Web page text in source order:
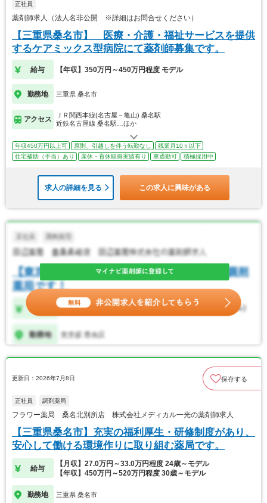
正社員
薬剤師求人（法人名非公開 ※詳細はお問合せください）
【三重県桑名市】 医療・介護・福祉サービスを提供
するケアミックス型病院にて薬剤師募集です。
給与 【年収】350万円～450万円程度 モデル
勤務地 三重県 桑名市
アクセス
ＪＲ関西本線(名古屋－亀山) 桑名駅
近鉄名古屋線 桑名駅…ほか
年収450万円以上可 原則、引越しを伴う転勤なし
残業月10ｈ以下
住宅補助（手当）あり
産休・育休取得実績有り 車通勤可 積極採用中
求人の詳細を見る この求人に興味がある
更新日：2026年7月8日 保存する
正社員 調剤薬局
フラワー薬局 桑名北別所店 株式会社メディカル一光の薬剤師求人
【三重県桑名市】充実の福利厚生・研修制度があり、
安心して働ける環境作りに取り組む薬局です。
給与
【月収】27.0万円～33.0万円程度 24歳～モデル
【年収】450万円～520万円程度 30歳～モデル
勤務地 三重県 桑名市